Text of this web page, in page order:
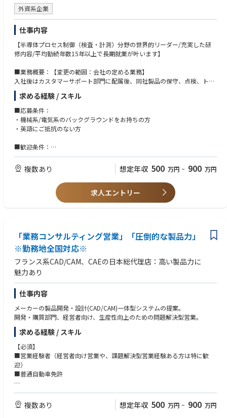
・在宅制度、フレックス制度有り
・客先から直行直帰も可能
※立ち上げ作業中は土曜日に出勤いただくこともございます。
基本は振替休日を取得いただきますが、状況に応じて休日出勤となる場合
もございます。
※設置作業時は2週間～2か月間の出張が発生することもございます。
■教育体制：
同社オリジナルの研修制度を設けているため確実なスキルアップが可能、
未経験でも安心して就業することがでます。入社後6か月間の間に1～3か
月間、横浜本社やアメリカ本社等での技術研修を実施。技術習得状況によ
って資格レベルを設定し、充実した教育制度を整えています。
◇高い技術力：微細化が進む半導体業界の進化を支える検査・計測技術で
世界をリードし、売上高127.5億米ドルの約11％（約14億米ドル）を継続
的に研究開発へ投資しています。
◇幅広い顧客基盤による安定性：KLAの検査・計測装置はその品質の高さ
から、半導体デバイスメーカーはもちろん、競合の製造装置メーカーやウ
ェハーなどの部材メーカーからも必要とされており、顧客層の広さが安定
した事業基盤につながっています。
専門性と自主性を尊重する風土があります。
◇チームワーク重視：多様なバックグラウンドを持つメンバーが協力し合
い、課題解決に取り組む文化があります。
◇成長支援：最新技術の習得やキャリアアップを積極的に支援し、自己成
長を促す環境が整っています。
◇グローバル志向：世界各地の拠点や顧客と連携し、多様な文化や価値観
を尊重しながら働ける環境です。
◇顧客志向：顧客満足度向上を最優先に考え、技術力とコミュニケーショ
ン力を活かして信頼関係を築くことを重視しています。
■その他：
・全従業員数15,000名以上（日本国内）530名
・平均年齢45.0歳
外資系企業
仕事内容
【半導体プロセス制御（検査・計測）分野の世界的リーダー/充実した研
修内容/平均勤続年数15年以上で長期就業が叶います】
■業務概要：【変更の範囲：会社の定める業務】
入社後はカスタマーサポート部門に配属後、同社製品の保守、点検、トラ
ブル改善業務をお任せいたします。
詳細は以下の通りです。
・お客様サイトでの半導体検査装置の立ち上げ、保守業務
・見積もり提出等における準備、顧客対応
・顧客との定例会、打ち合わせ
■仕事の面白さ：
一見、難解に思える領域ですが、その本質は「最先端科学を駆使した、最
高峰のロジカルシンキング」にあります。
・目に見えないバグを特定するプロセス
■働き方：
・年間休日123日
・完全週休2日制
・月平均残業時間は20時間程度（入社当初は10時間程度）
また、月1回程自宅にて電話対応を行う休日待機がございます。客先以外
はリモートワーク可能ですので、午前中リモートワーク/午後から客先に
直行するような働き方も可能です。
■教育体制：
同社オリジナルの研修制度を設けているため確実なスキルアップが可能、
未経験でも安心して就業することがでます。2、3週間程度の海外研修があ
り、デモ機を使用して機械の構造やメンテナンスの方法を基礎から学びま
す。その後部門に配属され、定期メンテナンスや簡単なトラブルシューテ
ィングから担当します。
※直近ではWEB研修を充実させるなど、トレーニングに力を入れておりま
す。
■キャリアパス：
当ポジションを極めてマネージャーになる場合や、チーム内で解決できな
い問題を本社に掛け合うテクニカルサポート部門、またアプリケーション
求める経験 / スキル
■応募条件：
・機械系/電気系のバックグラウンドをお持ちの方
・英語にご抵抗のない方
■歓迎条件：
・半導体業界でのご経験
複数あり 想定年収 500 万円 ~ 900 万円
求人エントリー
「業務コンサルティング営業」「圧倒的な製品力」
※勤務地全国対応※
フランス系CAD/CAM、CAEの日本総代理店：高い製品力に
魅力あり
仕事内容
メーカーの製品開発・設計(CAD/CAM)一体型システムの提案。
開発・購買部門、経営者向け、生産性向上のための問題解決型営業。
求める経験 / スキル
【必須】
■営業経験者（経営者向け営業や、課題解決型営業経験ある方は特に歓
迎）
■普通自動車免許
【求める人物像】
■売り切りではなく、顧客課題にあったソリューション提案／コンサルテ
ィングを志向する方
複数あり 想定年収 500 万円 ~ 900 万円